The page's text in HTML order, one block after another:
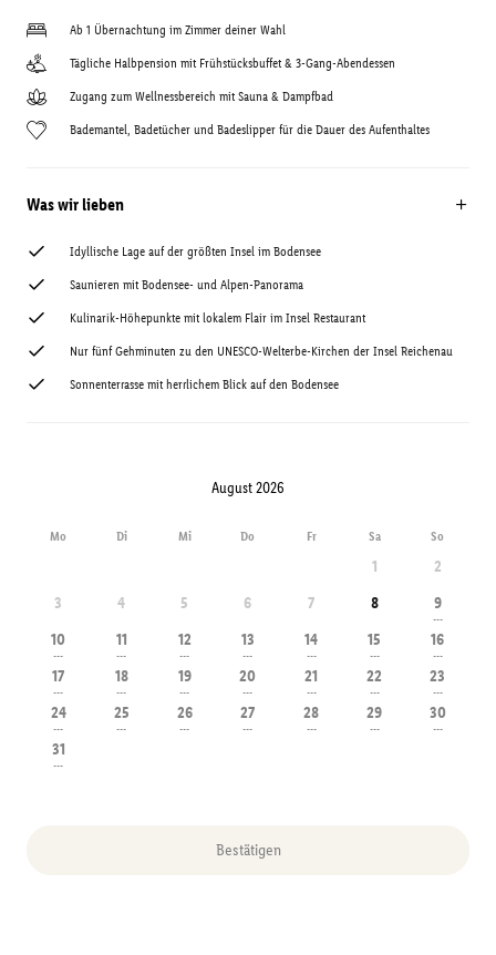
Ab 1 Übernachtung im Zimmer deiner Wahl
Tägliche Halbpension mit Frühstücksbuffet & 3-Gang-Abendessen
Zugang zum Wellnessbereich mit Sauna & Dampfbad
Bademantel, Badetücher und Badeslipper für die Dauer des Aufenthaltes
Was wir lieben
Idyllische Lage auf der größten Insel im Bodensee
Saunieren mit Bodensee- und Alpen-Panorama
Kulinarik-Höhepunkte mit lokalem Flair im Insel Restaurant
Nur fünf Gehminuten zu den UNESCO-Welterbe-Kirchen der Insel Reichenau
Sonnenterrasse mit herrlichem Blick auf den Bodensee
August 2026
Mo Di Mi Do Fr Sa So
1
2
3
4 5 6 7 8 9
---
10
---
11
---
12
---
13
---
14
---
15
---
16
---
17
---
18
---
19
---
20
---
21
---
22
---
23
---
24
---
25
---
26
---
27
---
28
---
29
---
30
---
31
---
Bestätigen